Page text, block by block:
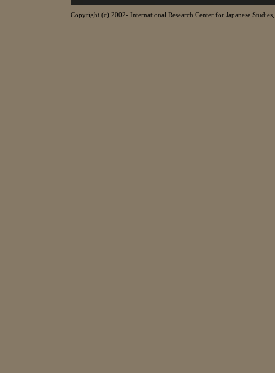
Copyright (c) 2002- International Research Center for Japanese